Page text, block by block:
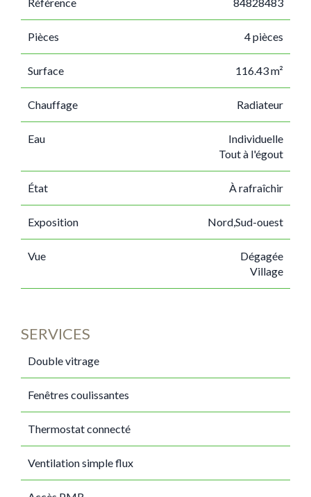
Pièces 4 pièces
Surface 116.43 m²
Chauffage Radiateur
Eau
Individuelle
Tout à l'égout
État À rafraîchir
Exposition Nord,Sud-ouest
Vue
Dégagée
Village
SERVICES
Double vitrage
Fenêtres coulissantes
Thermostat connecté
Ventilation simple flux